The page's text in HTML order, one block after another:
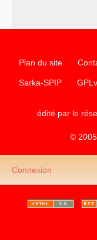
Plan du site
Sarka-SPIP
édité par le
©
Connexion